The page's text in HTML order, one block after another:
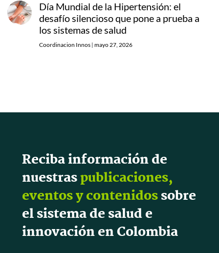
Día Mundial de la Hipertensión: el
desafío silencioso que pone a prueba a
los sistemas de salud
Coordinacion Innos | mayo 27, 2026
Reciba información de
nuestraspublicaciones,
eventos y contenidossobre
el sistema de salud e
innovación en Colombia